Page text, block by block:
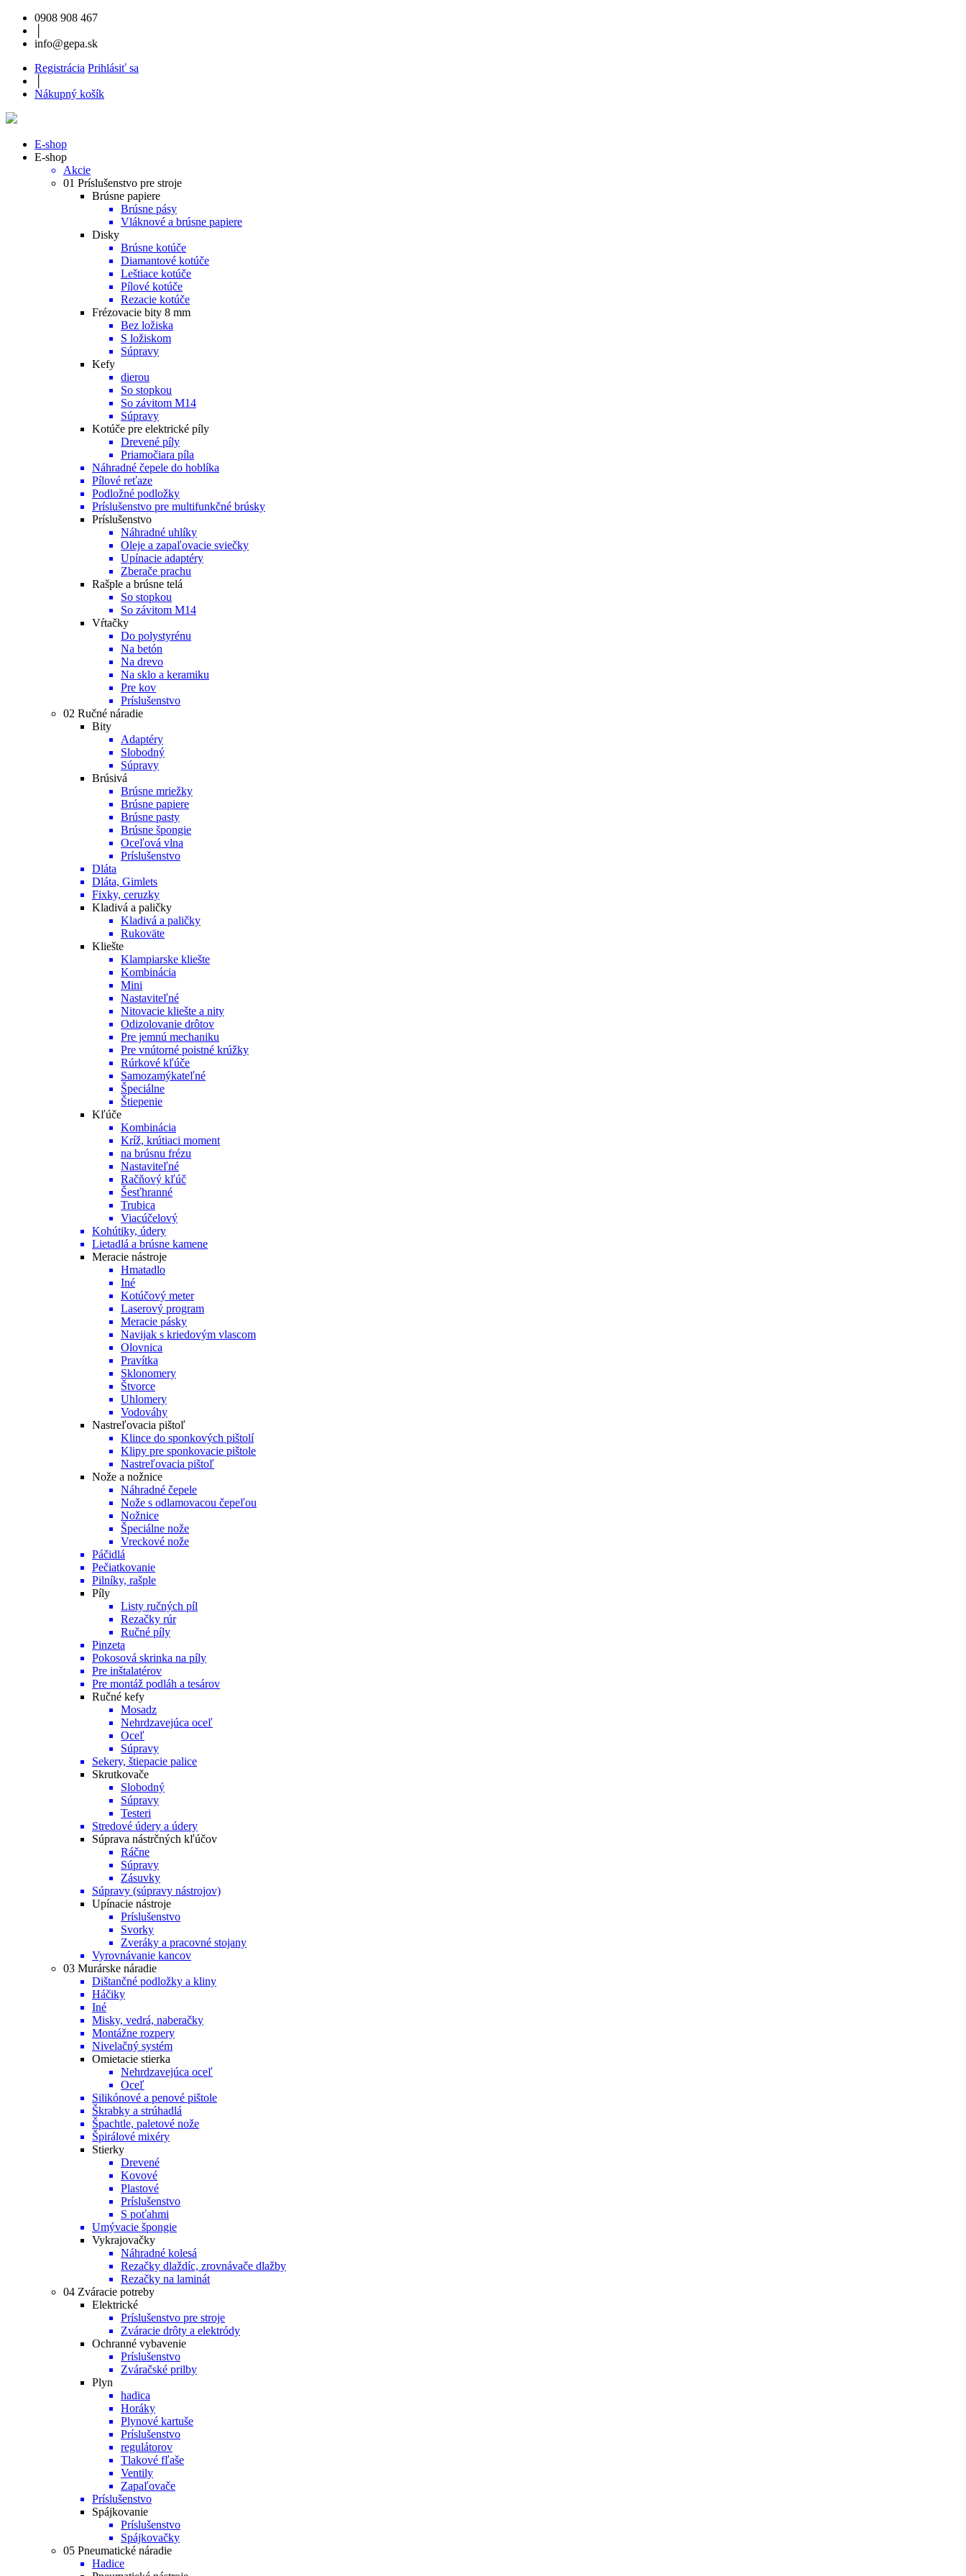
0908 908 467
info@gepa.sk
Registrácia Prihlásiť sa
Nákupný košík
E-shop
E-shop
Akcie
01 Príslušenstvo pre stroje
Brúsne papiere
Brúsne pásy
Vláknové a brúsne papiere
Disky
Brúsne kotúče
Diamantové kotúče
Leštiace kotúče
Pílové kotúče
Rezacie kotúče
Frézovacie bity 8 mm
Bez ložiska
S ložiskom
Súpravy
Kefy
dierou
So stopkou
So závitom M14
Súpravy
Kotúče pre elektrické píly
Drevené píly
Priamočiara píla
Náhradné čepele do hoblíka
Pílové reťaze
Podložné podložky
Príslušenstvo pre multifunkčné brúsky
Príslušenstvo
Náhradné uhlíky
Oleje a zapaľovacie sviečky
Upínacie adaptéry
Zberače prachu
Rašple a brúsne telá
So stopkou
So závitom M14
Vŕtačky
Do polystyrénu
Na betón
Na drevo
Na sklo a keramiku
Pre kov
Príslušenstvo
02 Ručné náradie
Bity
Adaptéry
Slobodný
Súpravy
Brúsivá
Brúsne mriežky
Brúsne papiere
Brúsne pasty
Brúsne špongie
Oceľová vlna
Príslušenstvo
Dláta
Dláta, Gimlets
Fixky, ceruzky
Kladivá a paličky
Kladivá a paličky
Rukoväte
Kliešte
Klampiarske kliešte
Kombinácia
Mini
Nastaviteľné
Nitovacie kliešte a nity
Odizolovanie drôtov
Pre jemnú mechaniku
Pre vnútorné poistné krúžky
Rúrkové kľúče
Samozamýkateľné
Špeciálne
Štiepenie
Kľúče
Kombinácia
Kríž, krútiaci moment
na brúsnu frézu
Nastaviteľné
Račňový kľúč
Šesťhranné
Trubica
Viacúčelový
Kohútiky, údery
Lietadlá a brúsne kamene
Meracie nástroje
Hmatadlo
Iné
Kotúčový meter
Laserový program
Meracie pásky
Navijak s kriedovým vlascom
Olovnica
Pravítka
Sklonomery
Štvorce
Uhlomery
Vodováhy
Nastreľovacia pištoľ
Klince do sponkových pištolí
Klipy pre sponkovacie pištole
Nastreľovacia pištoľ
Nože a nožnice
Náhradné čepele
Nože s odlamovacou čepeľou
Nožnice
Špeciálne nože
Vreckové nože
Páčidlá
Pečiatkovanie
Pilníky, rašple
Píly
Listy ručných píl
Rezačky rúr
Ručné píly
Pinzeta
Pokosová skrinka na píly
Pre inštalatérov
Pre montáž podláh a tesárov
Ručné kefy
Mosadz
Nehrdzavejúca oceľ
Oceľ
Súpravy
Sekery, štiepacie palice
Skrutkovače
Slobodný
Súpravy
Testeri
Stredové údery a údery
Súprava nástrčných kľúčov
Ráčne
Súpravy
Zásuvky
Súpravy (súpravy nástrojov)
Upínacie nástroje
Príslušenstvo
Svorky
Zveráky a pracovné stojany
Vyrovnávanie kancov
03 Murárske náradie
Dištančné podložky a kliny
Háčiky
Iné
Misky, vedrá, naberačky
Montážne rozpery
Nivelačný systém
Omietacie stierka
Nehrdzavejúca oceľ
Oceľ
Silikónové a penové pištole
Škrabky a strúhadlá
Špachtle, paletové nože
Špirálové mixéry
Stierky
Drevené
Kovové
Plastové
Príslušenstvo
S poťahmi
Umývacie špongie
Vykrajovačky
Náhradné kolesá
Rezačky dlaždíc, zrovnávače dlažby
Rezačky na laminát
04 Zváracie potreby
Elektrické
Príslušenstvo pre stroje
Zváracie drôty a elektródy
Ochranné vybavenie
Príslušenstvo
Zváračské prilby
Plyn
hadica
Horáky
Plynové kartuše
Príslušenstvo
regulátorov
Tlakové fľaše
Ventily
Zapaľovače
Príslušenstvo
Spájkovanie
Príslušenstvo
Spájkovačky
05 Pneumatické náradie
Hadice